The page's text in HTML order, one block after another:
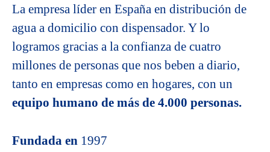
La empresa líder en España en distribución de
agua a domicilio con dispensador. Y lo
logramos gracias a la confianza de cuatro
millones de personas que nos beben a diario,
tanto en empresas como en hogares, con un
equipo humano de más de 4.000 personas.
Fundada en 1997